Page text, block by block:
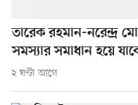
তারেক রহমান-নরেন্দ্র
সমস্যার সমাধান হয়ে
২ ঘণ্টা আগে